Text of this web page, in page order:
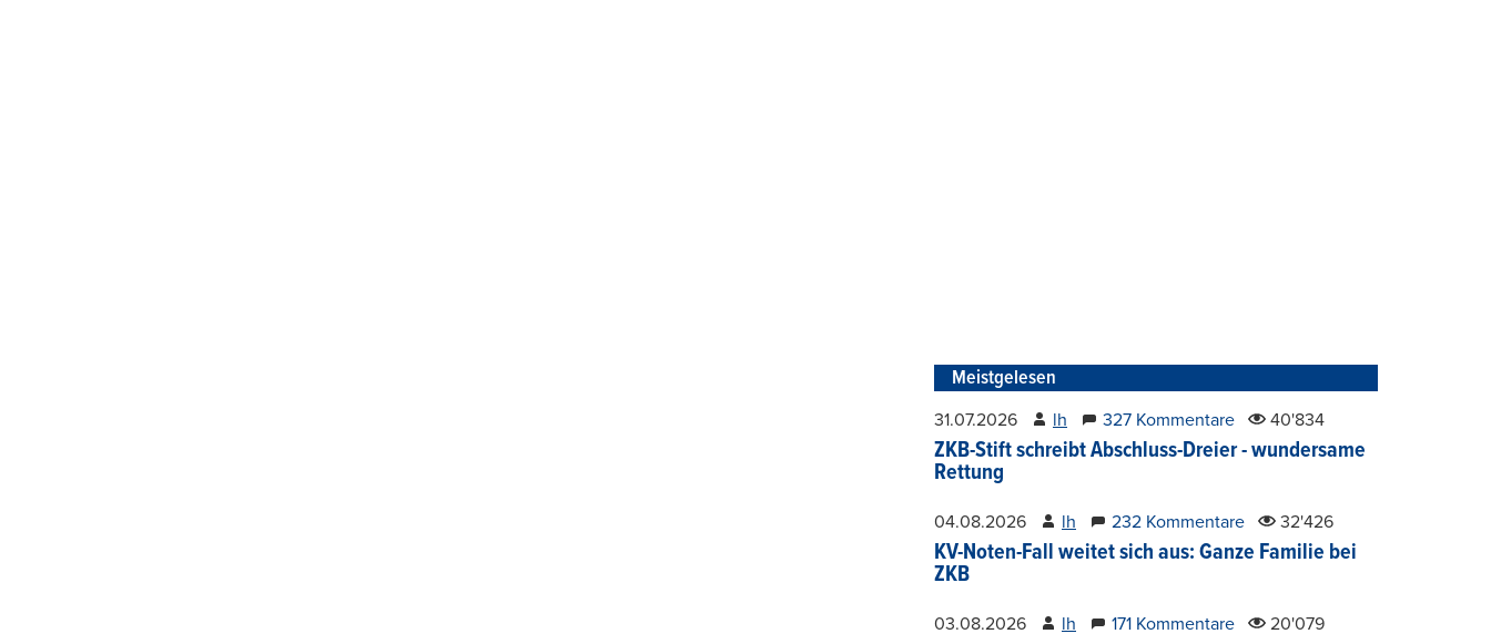
Meistgelesen
31.07.2026 lh 327 Kommentare 40'834
ZKB-Stift schreibt Abschluss-Dreier - wundersame
Rettung
04.08.2026 lh 232 Kommentare 32'426
KV-Noten-Fall weitet sich aus: Ganze Familie bei
ZKB
03.08.2026 lh 171 Kommentare 20'079